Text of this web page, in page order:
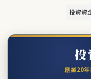
投資資
投
創業20